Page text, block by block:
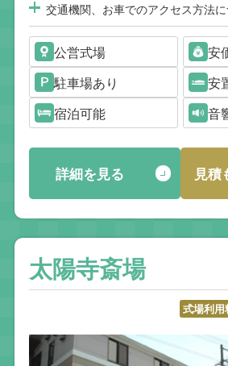
交通機関、お車でのアクセス方法
公営式場
安
駐車場あり
安
宿泊可能
音
詳細を見る 見積
太陽寺斎場
式場利用